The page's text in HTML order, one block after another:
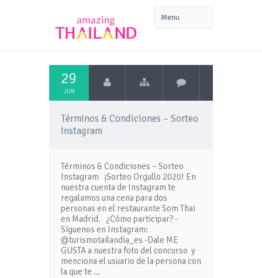
29
JUN
Términos & Condiciones – Sorteo
Instagram
Términos & Condiciones – Sorteo
Instagram ¡Sorteo Orgullo 2020! En
nuestra cuenta de Instagram te
regalamos una cena para dos
personas en el restaurante Som Thai
en Madrid. ¿Cómo participar? -
Síguenos en Instagram:
@turismotailandia_es -Dale ME
GUSTA a nuestra foto del concurso y
menciona el usuario de la persona con
la que te …